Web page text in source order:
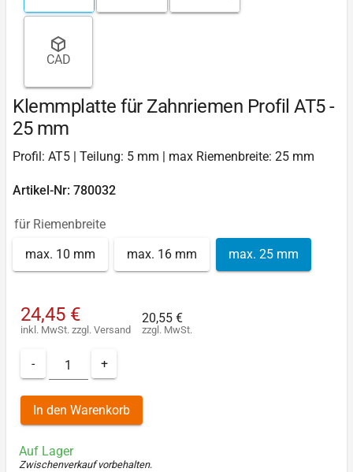
CAD
Klemmplatte für Zahnriemen Profil AT5 -
25 mm
Profil: AT5 | Teilung: 5 mm | max Riemenbreite: 25 mm
Artikel-Nr: 780032
für Riemenbreite
max. 10 mm max. 16 mm max. 25 mm
24,45 €
inkl. MwSt. zzgl. Versand
20,55 €
zzgl. MwSt.
- +
In den Warenkorb
Auf Lager
Zwischenverkauf vorbehalten.